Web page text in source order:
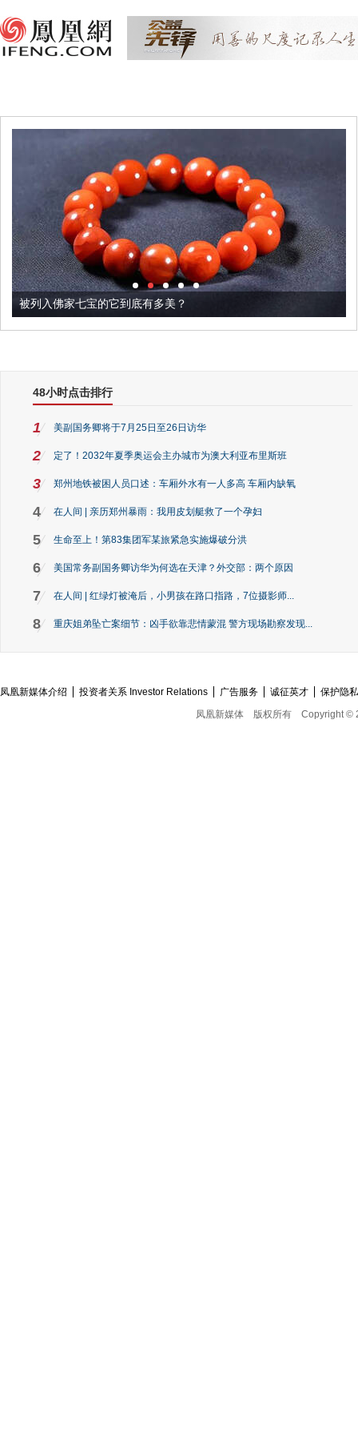
被列入佛家七宝的它到底有多美？
48小时点击排行
1 美副国务卿将于7月25日至26日访华
2 定了！2032年夏季奥运会主办城市为澳大利亚布里斯班
3 郑州地铁被困人员口述：车厢外水有一人多高 车厢内缺氧
4 在人间 | 亲历郑州暴雨：我用皮划艇救了一个孕妇
5 生命至上！第83集团军某旅紧急实施爆破分洪
6 美国常务副国务卿访华为何选在天津？外交部：两个原因
7 在人间 | 红绿灯被淹后，小男孩在路口指路，7位摄影师...
8 重庆姐弟坠亡案细节：凶手欲靠悲情蒙混 警方现场勘察发现...
凤凰新媒体介绍 投资者关系 Investor Relations 广告服务 诚征英才
保护隐
凤凰新媒体
版权所有 Copyright ©